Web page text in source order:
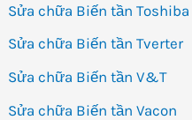
Sửa chữa Biến tần Toshiba
Sửa chữa Biến tần Tverter
Sửa chữa Biến tần V&T
Sửa chữa Biến tần Vacon